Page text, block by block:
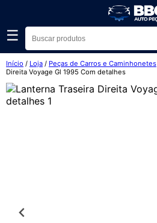
☰
Início / Loja / Peças de Carros e Caminhonetes
Direita Voyage Gl 1995 Com detalhes